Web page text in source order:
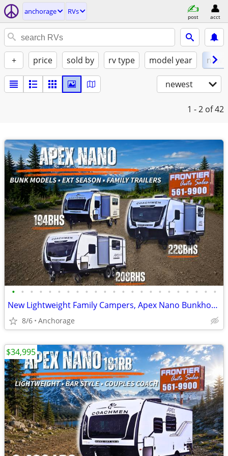
anchorage RVs
post acct
+ price sold by rv type model year new
newest
1 - 2 of 42
• • • • • • • • • • • • • • • • • • • • • • •
New Lightweight Family Campers, Apex Nano Bunkhouse Trailers
8/6 Anchorage
$34,995